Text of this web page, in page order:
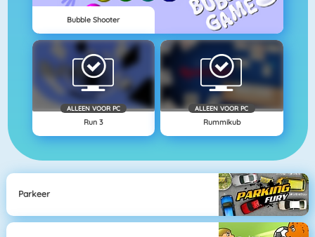
Bubble Shooter
ALLEEN VOOR PC
Run 3
ALLEEN VOOR PC
Rummikub
Parkeer